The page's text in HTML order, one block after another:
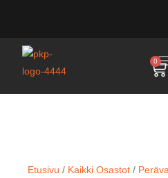
0
Etusivu / Kaikki Osastot/